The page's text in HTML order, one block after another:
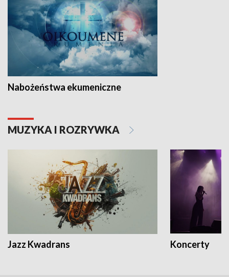
Nabożeństwa ekumeniczne
MUZYKA I ROZRYWKA
Jazz Kwadrans Koncerty